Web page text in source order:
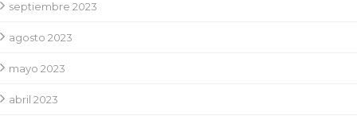
septiembre 2023
agosto 2023
mayo 2023
abril 2023